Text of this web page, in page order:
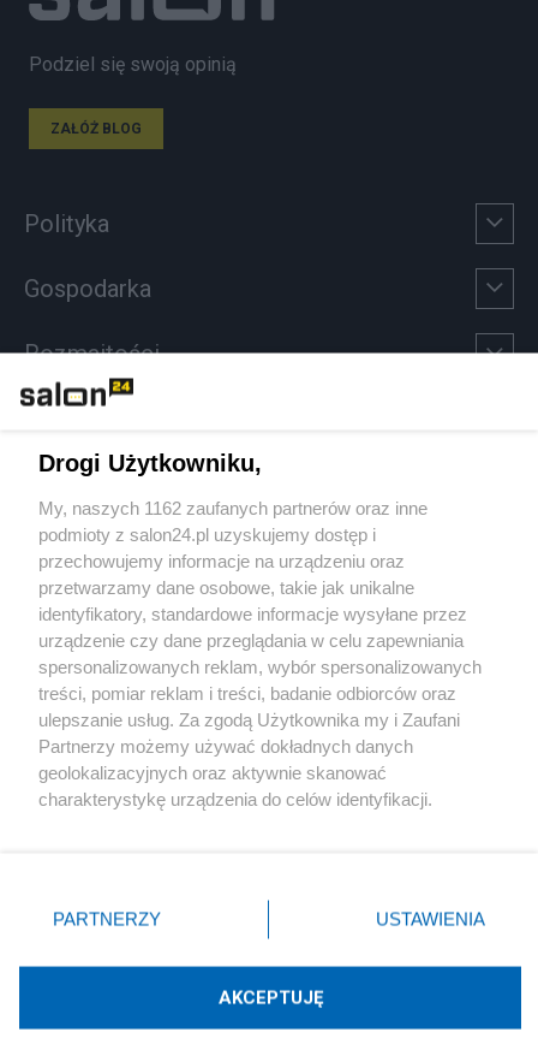
Podziel się swoją opinią
ZAŁÓŻ BLOG
Polityka
Gospodarka
Rozmaitości
Sport
Społeczeństwo
Kultura
X Facebook Instagram Youtube
Technologię dostarcza:W3media.pl
Drogi Użytkowniku,
My, naszych 1162 zaufanych partnerów oraz inne
podmioty z salon24.pl uzyskujemy dostęp i
przechowujemy informacje na urządzeniu oraz
przetwarzamy dane osobowe, takie jak unikalne
identyfikatory, standardowe informacje wysyłane przez
urządzenie czy dane przeglądania w celu zapewniania
spersonalizowanych reklam, wybór spersonalizowanych
treści, pomiar reklam i treści, badanie odbiorców oraz
ulepszanie usług. Za zgodą Użytkownika my i Zaufani
Partnerzy możemy używać dokładnych danych
geolokalizacyjnych oraz aktywnie skanować
charakterystykę urządzenia do celów identyfikacji.
zmienić/wycofać klikając przycisk ustawień prywatności
znajdujący się w lewym dolnym rogu strony
rodzaje przetwarzania danych nie wymagają zgody
użytkownika, ale masz prawo sprzeciwić się takiemu
przetwarzaniu. Preferencje będą miały zastosowania tylko
PARTNERZY USTAWIENIA
AKCEPTUJĘ